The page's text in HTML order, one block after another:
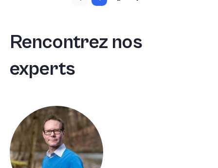
précédente
page
page
Rencontrez nos
experts